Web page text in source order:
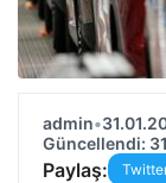
admin•
Güncellendi:
Paylaş: